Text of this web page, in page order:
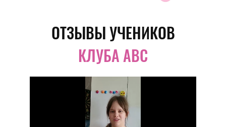
ОТЗЫВЫ УЧЕНИКОВ
КЛУБА ABC